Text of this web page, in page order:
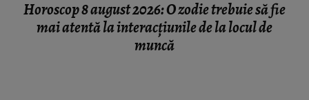
Horoscop 8 august 2026: O zodie trebuie să fie
mai atentă la interacțiunile de la locul de
muncă